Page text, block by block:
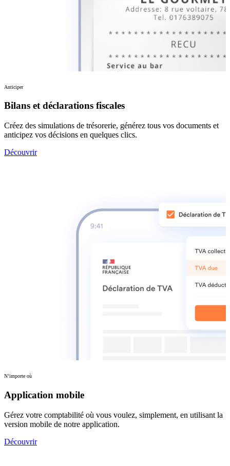
Anticiper
Bilans et déclarations fiscales
Créez des simulations de trésorerie, générez tous vos documents et
anticipez vos décisions en quelques clics.
Découvrir
N’importe où
Application mobile
Gérez votre comptabilité où vous voulez, simplement, en utilisant la
version mobile de notre application.
Découvrir